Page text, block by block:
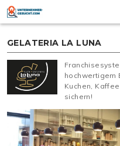
Skip
content
GELATERIA LA LUNA
hochwertigem
Kuchen,
sichern!